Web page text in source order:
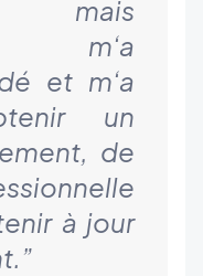
mais
m’a
et m’a
un
de
à jour
”